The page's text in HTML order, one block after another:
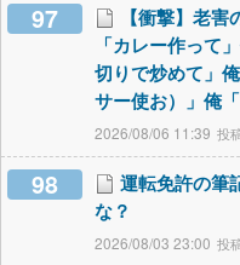
97
【衝撃】老
「カレー作って
切りで炒めて」
サー使お）」俺
2026/08/06 11:39
98
運転免許の筆
な？
2026/08/03 23:00